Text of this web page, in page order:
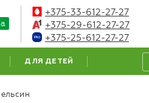
+375-33-612-27-27
+375-29-612-27-27
+375-25-612-27-27
ДЛЯ ДЕТЕЙ